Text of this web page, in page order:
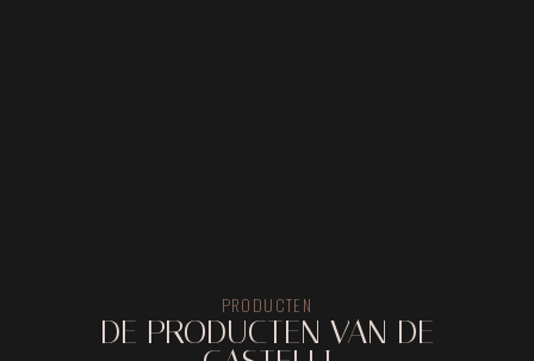
PRODUCTEN
DE PRODUCTEN VAN DE